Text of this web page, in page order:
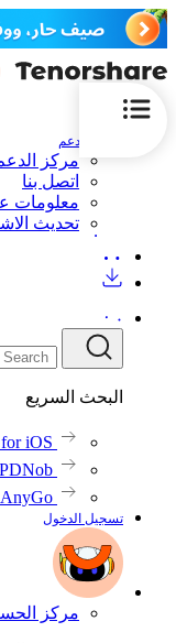
الدعم
مركز
اتصل بنا
معلومات
تحديث
البحث السريع
iOS
تسجيل الدخول
مركز